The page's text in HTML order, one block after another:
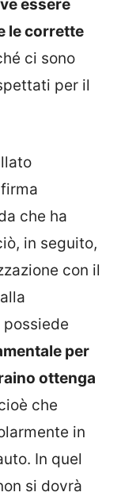
essere
le corrette
ci sono
per il
che ha
in seguito,
con il
per
ottenga
che
in
In quel
si dovrà